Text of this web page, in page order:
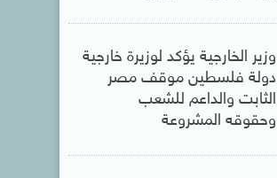
وزير الخارجية يؤكد لوزيرة خارجية
دولة فلسطين موقف مصر
الثابت والداعم للشعب
المشروعة